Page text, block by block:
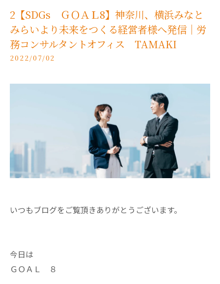
2【SDGs ＧＯＡＬ8】神奈川、横浜みなと
みらいより未来をつくる経営者様へ発信｜労
務コンサルタントオフィス TAMAKI
2022/07/02
いつもブログをご覧頂きありがとうございます。
今日は
ＧＯＡＬ ８